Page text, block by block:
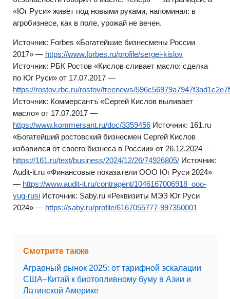
«Юг Руси» живёт под новыми руками, напоминая: в
агробизнесе, как в поле, урожай не вечен.
Источник: Forbes «Богатейшие бизнесмены России
2017» — https://www.forbes.ru/profile/sergei-kislov
Источник: РБК Ростов «Кислов сливает масло: сделка
по Юг Руси» от 17.07.2017 —
https://rostov.rbc.ru/rostov/freenews/596c56979a7947f3ad1c2e7f
Источник: Коммерсантъ «Сергей Кислов выливает
масло» от 17.07.2017 —
https://www.kommersant.ru/doc/3359456 Источник: 161.ru
«Богатейший ростовский бизнесмен Сергей Кислов
избавился от своего бизнеса в России» от 26.12.2024 —
https://161.ru/text/business/2024/12/26/74926805/ Источник:
Audit-it.ru «Финансовые показатели ООО Юг Руси 2024»
— https://www.audit-it.ru/contragent/1046167006918_ooo-
yug-rusi Источник: Saby.ru «Реквизиты МЭЗ Юг Руси
2024» — https://saby.ru/profile/6167055777-997350001
Смотрите также
Аграрный рынок 2025: от тарифной эскалации
США–Китай к биотопливному буму в Азии и
Латинской Америке